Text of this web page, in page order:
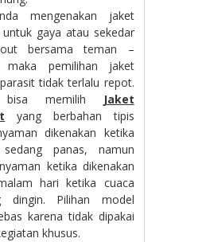
mengenakan jaket
gaya atau sekedar
bersama teman –
maka pemilihan jaket
tidak terlalu repot.
bisa memilih
Jaket
yang berbahan tipis
dikenakan ketika
panas, namun
ketika dikenakan
hari ketika cuaca
dingin. Pilihan model
karena tidak dipakai
khusus.